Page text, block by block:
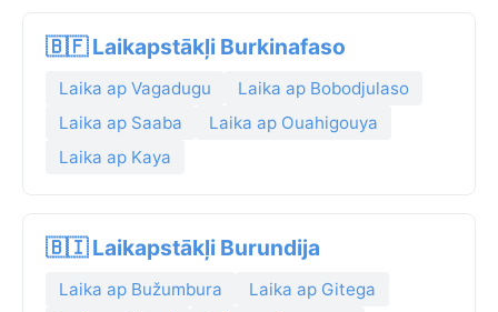
🇧🇫 Laikapstākļi Burkinafaso
Laika ap Vagadugu
Laika ap Bobodjulaso
Laika ap Saaba
Laika ap Ouahigouya
Laika ap Kaya
🇧🇮 Laikapstākļi Burundija
Laika ap Bužumbura
Laika ap Gitega